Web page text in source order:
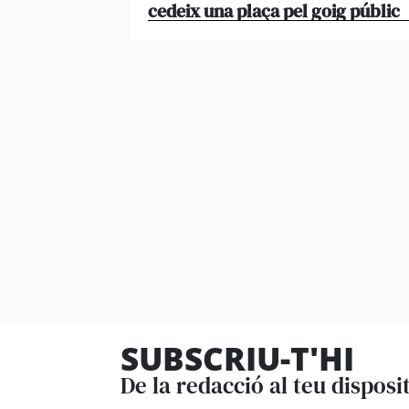
cedeix una plaça pel goig públic
SUBSCRIU-T'HI
De la redacció al teu